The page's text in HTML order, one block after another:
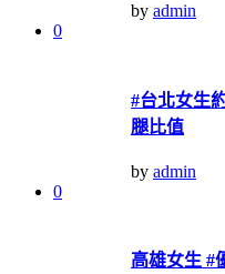
by admin
0
#台北女生
腿比值
by admin
0
高雄女生 #